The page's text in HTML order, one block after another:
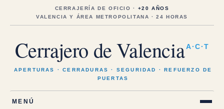
CERRAJERÍA DE OFICIO · +20 AÑOS
VALENCIA Y ÁREA METROPOLITANA · 24 HORAS
Cerrajero de Valencia A·C·T
APERTURAS · CERRADURAS · SEGURIDAD · REFUERZO DE
PUERTAS
MENÚ